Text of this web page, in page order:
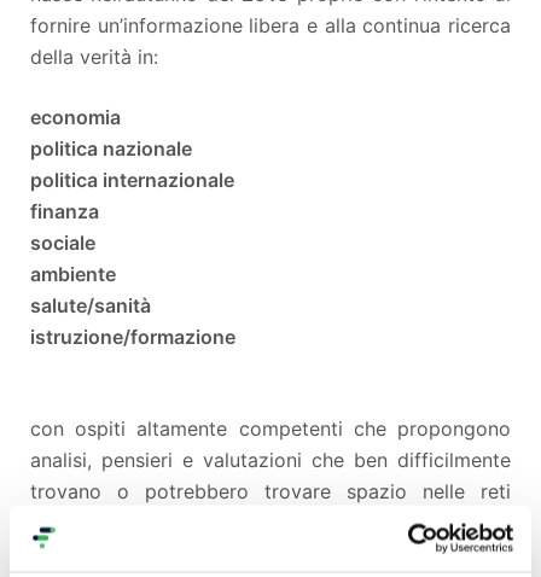
fornire un’informazione libera e alla continua ricerca
della verità in:
economia
politica nazionale
politica internazionale
finanza
sociale
ambiente
salute/sanità
istruzione/formazione
con ospiti altamente competenti che propongono
analisi, pensieri e valutazioni che ben difficilmente
trovano o potrebbero trovare spazio nelle reti
televisive nazionali pubbliche/private e nella stampa
istituzionale.